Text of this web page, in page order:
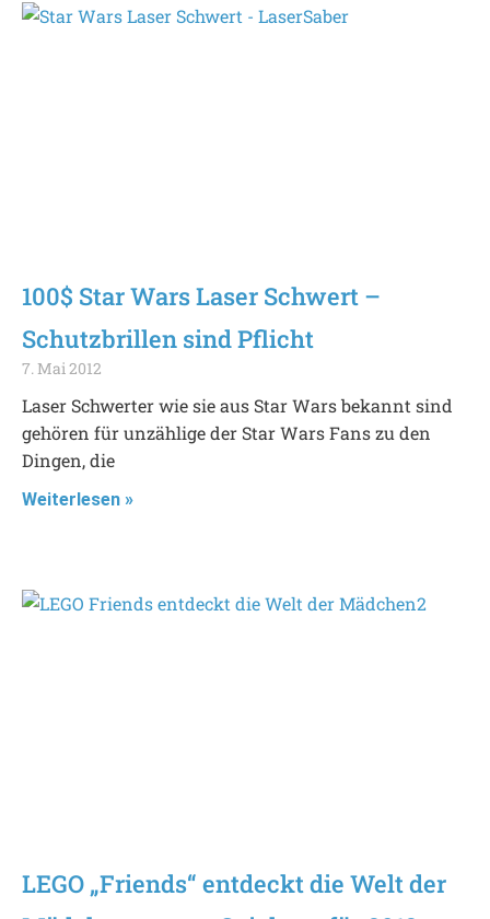
100$ Star Wars Laser Schwert –
Schutzbrillen sind Pflicht
7. Mai 2012
Laser Schwerter wie sie aus Star Wars bekannt sind
gehören für unzählige der Star Wars Fans zu den
Dingen, die
Weiterlesen »
LEGO „Friends“ entdeckt die Welt der